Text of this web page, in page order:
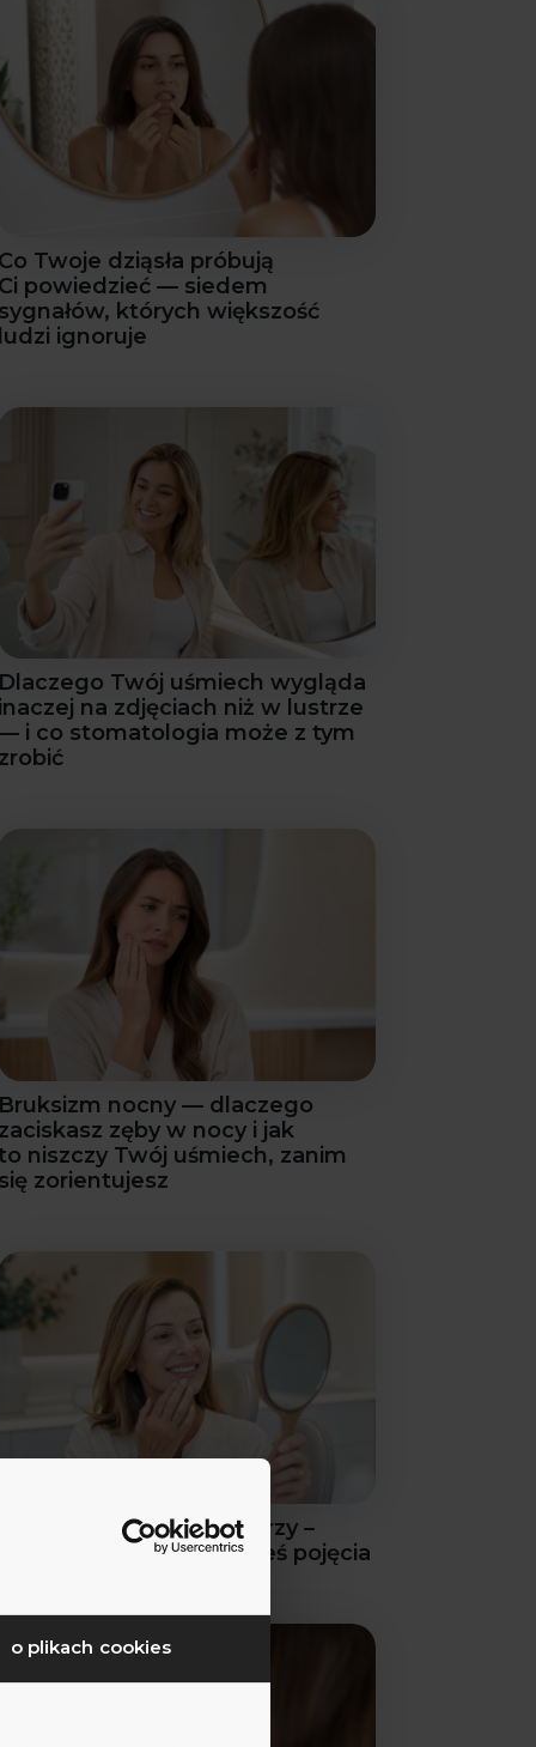
o plikach cookies
Co Twoje dziąsła próbują
Ci powiedzieć — siedem
sygnałów, których większość
ludzi ignoruje
Dlaczego Twój uśmiech wygląda
inaczej na zdjęciach niż w lustrze
i co stomatologia może z tym
zrobić
Bruksizm nocny — dlaczego
zaciskasz zęby w nocy i jak
niszczy Twój uśmiech, zanim
się zorientujesz
Zęby a starzenie się twarzy –
fakty, o których nie miałeś pojęcia